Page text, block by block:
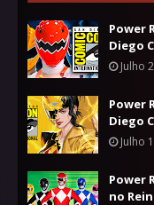
Power
Diego
Julho
Power
Diego
Julho
Power
no